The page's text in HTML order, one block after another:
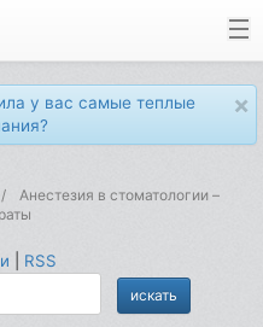
×
у вас самые теплые
Анестезия в стоматологии –
RSS